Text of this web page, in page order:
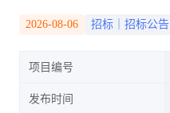
2026-08-06 招标｜招标公告
项目编号
发布时间